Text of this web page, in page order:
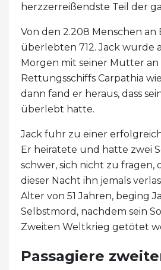
herzzerreißendste Teil der
Von den 2.208 Menschen an
überlebten 712. Jack wurde
Morgen mit seiner Mutter an
Rettungsschiffs Carpathia
dann fand er heraus, dass
überlebt hatte.
Jack fuhr zu einer
Er heiratete und hatte zwei
schwer, sich nicht zu fragen,
dieser Nacht ihn jemals
Alter von 51 Jahren, beging
Selbstmord, nachdem sein
Zweiten Weltkrieg getötet
Passagiere